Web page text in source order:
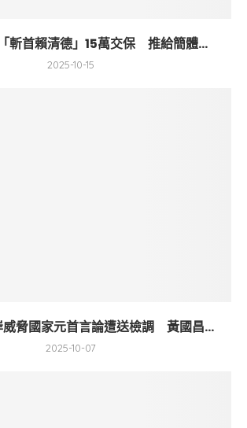
斬首賴清德」15萬交保 推給簡體...
2025-10-15
威脅國家元首言論遭送檢調 黃國昌...
2025-10-07